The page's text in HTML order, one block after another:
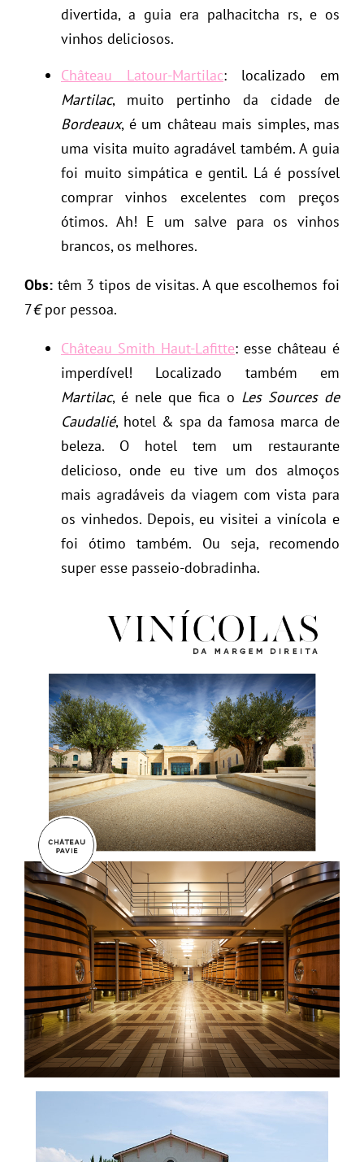
divertida, a guia era palhacitcha rs, e os
vinhos deliciosos.
Château Latour-Martilac: localizado em
Martilac, muito pertinho da cidade de
Bordeaux, é um château mais simples, mas
uma visita muito agradável também. A guia
foi muito simpática e gentil. Lá é possível
comprar vinhos excelentes com preços
ótimos. Ah! E um salve para os vinhos
brancos, os melhores.
Obs: têm 3 tipos de visitas. A que escolhemos foi
7€por pessoa.
Château Smith Haut-Lafitte: esse château é
imperdível! Localizado também em
Martilac, é nele que fica o Les Sources de
Caudalié, hotel & spa da famosa marca de
beleza. O hotel tem um restaurante
delicioso, onde eu tive um dos almoços
mais agradáveis da viagem com vista para
os vinhedos. Depois, eu visitei a vinícola e
foi ótimo também. Ou seja, recomendo
super esse passeio-dobradinha.